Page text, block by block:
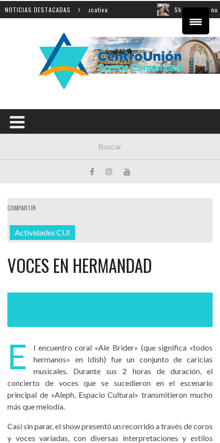
NOTICIAS DESTACADAS
sobre innovación educativa Shahak: una nueva
COMPARTIR
Actividades CUI
VOCES EN HERMANDAD
E
l encuentro coral «Ale Brider» (que significa «todos
hermanos» en Idish) fue un conjunto de caricias
musicales. Durante sus 2 horas de duración, el
concierto de voces que se sucedieron en el escenario
principal de «Aleph, Espacio Cultural» transmitieron mucho
más que melodía.
Casi sin parar, el show presentó un recorrido a través de coros
y voces variadas, con diversas interpretaciones y estilos